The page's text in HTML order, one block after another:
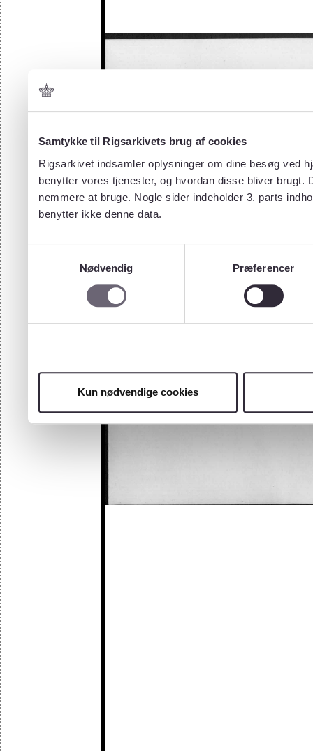
Samtykke til Rigsarkivets brug af cookies
Rigsarkivet indsamler oplysninger om dine besøg ved
benytter vores tjenester, og hvordan disse bliver
nemmere at bruge. Nogle sider indeholder 3. parts
benytter ikke denne data.
Nødvendig
Præferencer
Kun nødvendige cookies